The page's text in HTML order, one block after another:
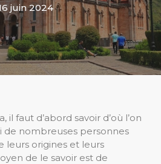
juin 2024
il faut d’abord savoir d’où l’on
de nombreuses personnes
leurs origines et leurs
de le savoir est de